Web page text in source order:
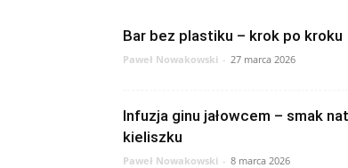
Bar bez plastiku – krok po kroku
Paweł Nowakowski - 27 marca 2026
Infuzja ginu jałowcem – smak
kieliszku
Paweł Nowakowski - 8 marca 2026